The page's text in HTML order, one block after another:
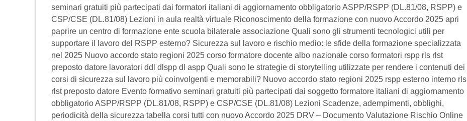
seminari gratuiti più partecipati dai formatori italiani di aggiornamento obbligatorio ASPP/RSPP (DL.81/08, RSPP) e
CSP/CSE (DL.81/08) Lezioni in aula realtà virtuale Riconoscimento della formazione con nuovo Accordo 2025 apri
paprire un centro di formazione ente scuola bilaterale associazione Quali sono gli strumenti tecnologici utili per
supportare il lavoro del RSPP esterno? Sicurezza sul lavoro e rischio medio: le sfide della formazione specializzata
nel 2025 Nuovo accordo stato regioni 2025 corso formatore docente albo nazionale corso formatori rspp rls rlst
preposto datore lavoratori ddl dlspp dl aspp Quali sono le strategie di storytelling utilizzate per rendere i contenuti dei
corsi di sicurezza sul lavoro più coinvolgenti e memorabili? Nuovo accordo stato regioni 2025 rspp esterno interno rls
rlst preposto datore Evento formativo seminari gratuiti più partecipati dai soggetto formatore italiani di aggiornamento
obbligatorio ASPP/RSPP (DL.81/08, RSPP) e CSP/CSE (DL.81/08) Lezioni Scadenze, adempimenti, obblighi,
periodicità della sicurezza tabella corsi tutti con nuovo Accordo 2025 DRV – Documento Valutazione Rischio Online